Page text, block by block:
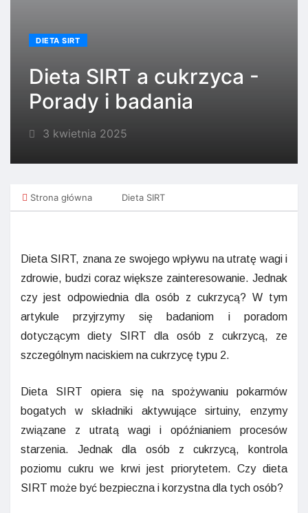
DIETA SIRT
Dieta SIRT a cukrzyca -
Porady i badania
3 kwietnia 2025
Strona główna Dieta SIRT
Dieta SIRT, znana ze swojego wpływu na utratę wagi i
zdrowie, budzi coraz większe zainteresowanie. Jednak
czy jest odpowiednia dla osób z cukrzycą? W tym
artykule przyjrzymy się badaniom i poradom
dotyczącym diety SIRT dla osób z cukrzycą, ze
szczególnym naciskiem na cukrzycę typu 2.
Dieta SIRT opiera się na spożywaniu pokarmów
bogatych w składniki aktywujące sirtuiny, enzymy
związane z utratą wagi i opóźnianiem procesów
starzenia. Jednak dla osób z cukrzycą, kontrola
poziomu cukru we krwi jest priorytetem. Czy dieta
SIRT może być bezpieczna i korzystna dla tych osób?